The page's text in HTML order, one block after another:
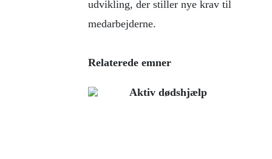
udvikling, der stiller nye krav til
medarbejderne.
Relaterede emner
Aktiv dødshjælp